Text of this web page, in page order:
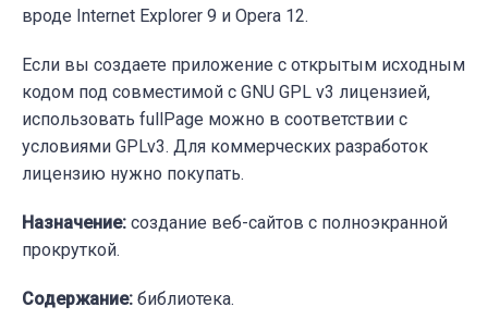
вроде Internet Explorer 9 и Opera 12.
Если вы создаете приложение с открытым исходным
кодом под совместимой с GNU GPL v3 лицензией,
использовать fullPage можно в соответствии с
условиями GPLv3. Для коммерческих разработок
лицензию нужно покупать.
Назначение: создание веб-сайтов с полноэкранной
прокруткой.
Содержание: библиотека.